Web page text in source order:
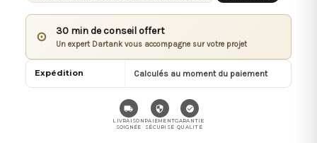
⊙ 30 min de conseil offert
Un expert Dartank vous accompagne sur votre projet
Expédition Calculés au moment du paiement
LIVRAISON
SOIGNÉE
PAIEMENT
SÉCURISÉ
GARANTIE
QUALITÉ